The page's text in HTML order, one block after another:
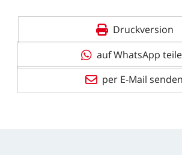
Druckversion
auf WhatsApp
per E-Mail senden